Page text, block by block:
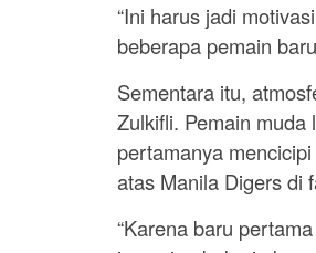
“Ini harus jadi
beberapa pemain
Sementara itu,
Zulkifli. Pemain muda
pertamanya
atas Manila Digers di
“Karena baru